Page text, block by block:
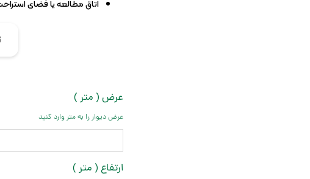
اتاق مطالعه یا فضای
عرض ( متر )
عرض دیوار را به متر وارد کنید
ارتفاع ( متر )